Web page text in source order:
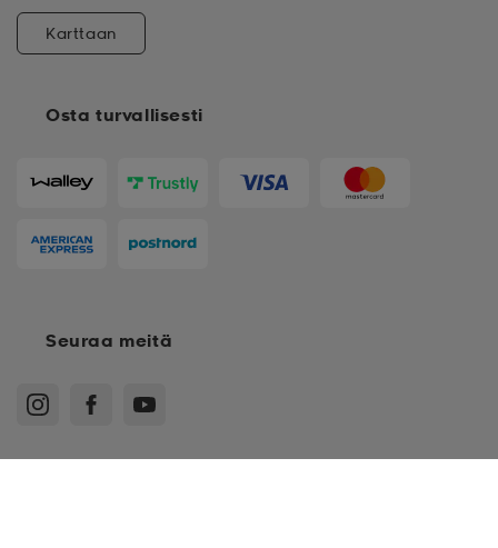
Osta turvallisesti
Karttaan
Seuraa meitä